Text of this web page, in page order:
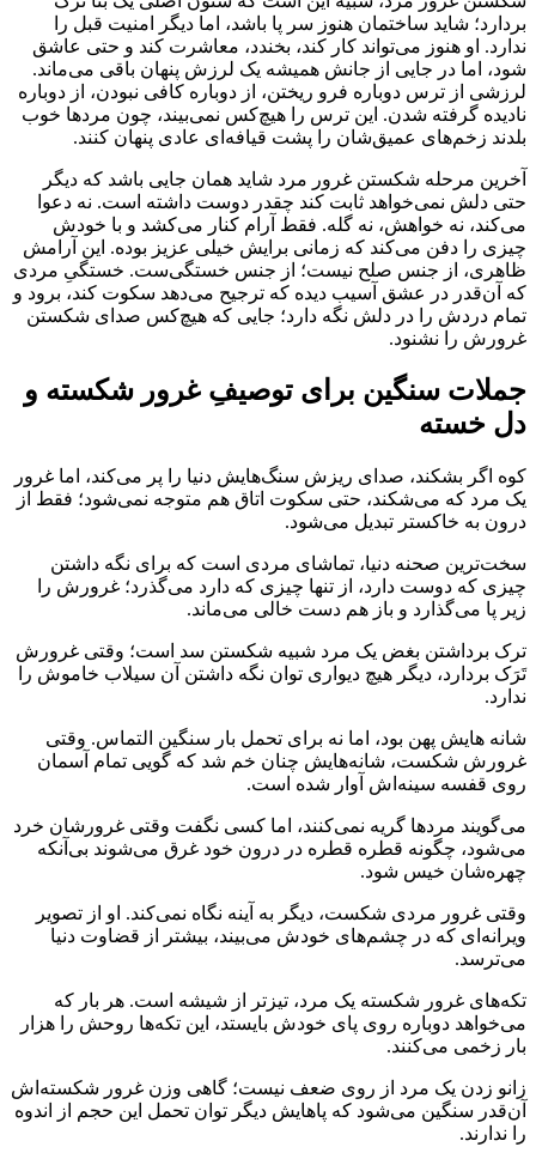
بردارد؛ شاید ساختمان هنوز سر پا باشد، اما دیگر امنیت قبل را
ندارد. او هنوز می‌تواند کار کند، بخندد، معاشرت کند و حتی عاشق
شود، اما در جایی از جانش همیشه یک لرزش پنهان باقی می‌ماند.
لرزشی از ترس دوباره فرو ریختن، از دوباره کافی نبودن، از دوباره
نادیده گرفته شدن. این ترس را هیچ‌کس نمی‌بیند، چون مردها خوب
بلدند زخم‌های عمیق‌شان را پشت قیافه‌ای عادی پنهان کنند.
آخرین مرحله شکستن غرور مرد شاید همان جایی باشد که دیگر
حتی دلش نمی‌خواهد ثابت کند چقدر دوست داشته است. نه دعوا
می‌کند، نه خواهش، نه گله. فقط آرام کنار می‌کشد و با خودش
چیزی را دفن می‌کند که زمانی برایش خیلی عزیز بوده. این آرامش
ظاهری، از جنس صلح نیست؛ از جنس خستگی‌ست. خستگیِ مردی
که آن‌قدر در عشق آسیب دیده که ترجیح می‌دهد سکوت کند، برود و
تمام دردش را در دلش نگه دارد؛ جایی که هیچ‌کس صدای شکستن
غرورش را نشنود.
جملات سنگین برای توصیفِ غرور شکسته و
دل خسته
کوه اگر بشکند، صدای ریزش سنگ‌هایش دنیا را پر می‌کند، اما غرور
یک مرد که می‌شکند، حتی سکوت اتاق هم متوجه نمی‌شود؛ فقط از
درون به خاکستر تبدیل می‌شود.
سخت‌ترین صحنه دنیا، تماشای مردی است که برای نگه داشتن
چیزی که دوست دارد، از تنها چیزی که دارد می‌گذرد؛ غرورش را
زیر پا می‌گذارد و باز هم دست خالی می‌ماند.
ترک برداشتن بغض یک مرد شبیه شکستن سد است؛ وقتی غرورش
تَرَک بردارد، دیگر هیچ دیواری توان نگه داشتن آن سیلاب خاموش را
ندارد.
شانه هایش پهن بود، اما نه برای تحمل بار سنگین التماس. وقتی
غرورش شکست، شانه‌هایش چنان خم شد که گویی تمام آسمان
روی قفسه سینه‌اش آوار شده است.
می‌گویند مردها گریه نمی‌کنند، اما کسی نگفت وقتی غرورشان خرد
می‌شود، چگونه قطره قطره در درون خود غرق می‌شوند بی‌آنکه
چهره‌شان خیس شود.
وقتی غرور مردی شکست، دیگر به آینه نگاه نمی‌کند. او از تصویر
ویرانه‌ای که در چشم‌های خودش می‌بیند، بیشتر از قضاوت دنیا
می‌ترسد.
تکه‌های غرور شکسته یک مرد، تیزتر از شیشه است. هر بار که
می‌خواهد دوباره روی پای خودش بایستد، این تکه‌ها روحش را هزار
بار زخمی می‌کنند.
زانو زدن یک مرد از روی ضعف نیست؛ گاهی وزن غرور شکسته‌اش
آن‌قدر سنگین می‌شود که پاهایش دیگر توان تحمل این حجم از اندوه
را ندارند.